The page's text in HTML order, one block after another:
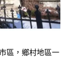
區，鄉村地區一